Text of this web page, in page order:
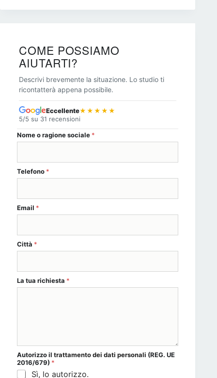
COME POSSIAMO
AIUTARTI?
Descrivi brevemente la situazione. Lo studio ti
ricontatterà appena possibile.
Eccellente★★★★★
5/5 su 31 recensioni
Nome o ragione sociale *
personali trattamento *
Telefono *
Email *
Città *
La tua richiesta *
Autorizzo il trattamento dei dati personali (REG. UE
2016/679) *
Sì, lo autorizzo.